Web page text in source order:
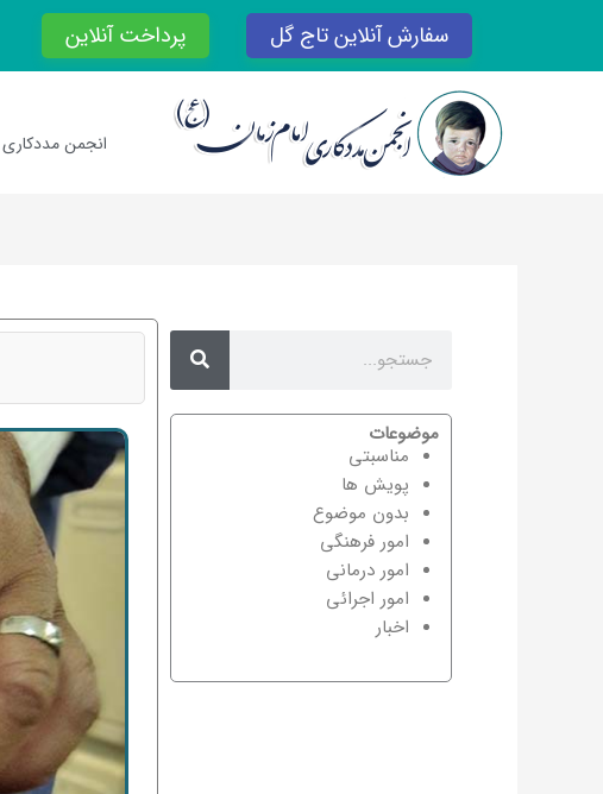
محتوا
سفارش آنلاین تاج گل پرداخت آنلاین
انجمن مددکاری
Search
موضوعات
مناسبتی
پویش ها
بدون موضوع
امور فرهنگی
امور درمانی
امور اجرائی
اخبار